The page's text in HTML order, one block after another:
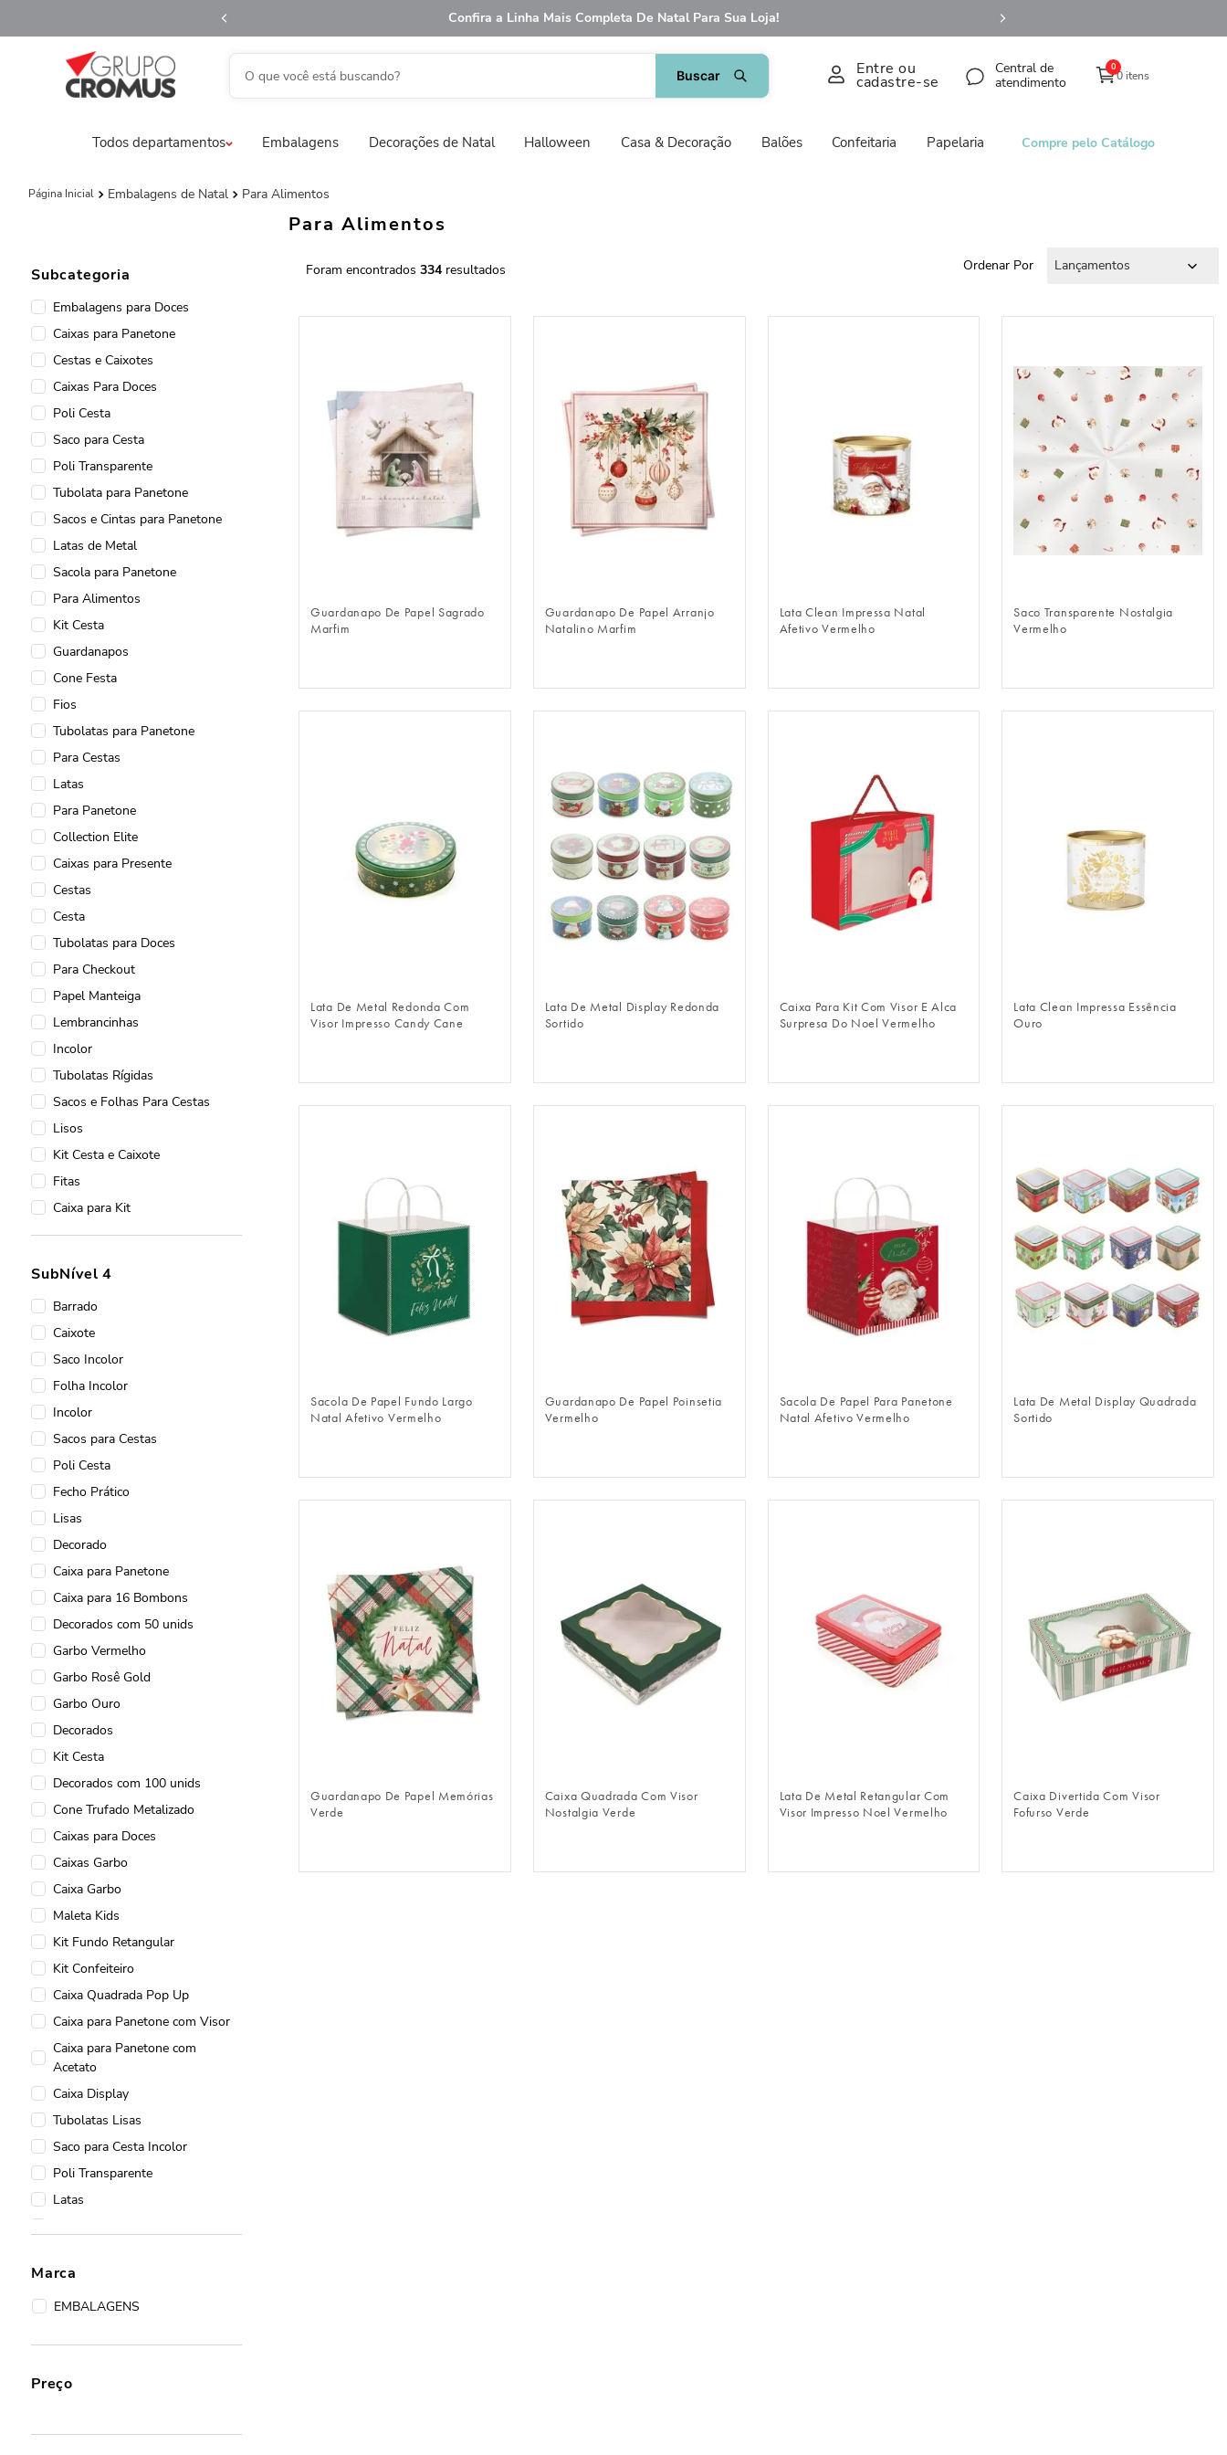
Confira a Linha Mais Completa De Natal Para Sua Loja!
O que você está buscando?
fita aramada
3º saco presente
embalagem trufas
Entre ou
cadastre-se
Central de
atendimento
0
0 itens
Todos departamentos Embalagens Decorações de Natal Halloween Casa & Decoração Balões Confeitaria Papelaria Compre pelo Catálogo
Embalagens de Natal Para Alimentos
Para Alimentos
Subcategoria
Embalagens para Doces
Caixas para Panetone
Cestas e Caixotes
Caixas Para Doces
Poli Cesta
Saco para Cesta
Poli Transparente
Tubolata para Panetone
Sacos e Cintas para Panetone
Latas de Metal
Sacola para Panetone
Para Alimentos
Kit Cesta
Guardanapos
Cone Festa
Fios
Tubolatas para Panetone
Para Cestas
Latas
Para Panetone
Collection Elite
Caixas para Presente
Cestas
Cesta
Tubolatas para Doces
Para Checkout
Papel Manteiga
Lembrancinhas
Incolor
Tubolatas Rígidas
Sacos e Folhas Para Cestas
Lisos
Kit Cesta e Caixote
Fitas
Caixa para Kit
Fechamentos
Natal
Linha Nacarado
Laço Pronto
Linha Kraft
Linha Cristal
Latas para Doces
Lacre Prático
Garbo Vermelho
Garbo Rosê Gold
Garbo Ouro
Folha Incolor
Fitas e Cordões
Fecho Prático
Embalagens para Bolos e
Sobremesas de Natal
Decorados
Cone
Cone Festas
Collection Kraft
Clean
Caixote
Caixas
Caixas para Docinhos e
Bombons
Caixas para Cesta de Natal
Caixas Display
SubNível 4
Barrado
Caixote
Saco Incolor
Folha Incolor
Incolor
Sacos para Cestas
Poli Cesta
Fecho Prático
Lisas
Decorado
Caixa para Panetone
Caixa para 16 Bombons
Decorados com 50 unids
Garbo Vermelho
Garbo Rosê Gold
Garbo Ouro
Decorados
Kit Cesta
Decorados com 100 unids
Cone Trufado Metalizado
Caixas para Doces
Caixas Garbo
Caixa Garbo
Maleta Kids
Kit Fundo Retangular
Kit Confeiteiro
Caixa Quadrada Pop Up
Caixa para Panetone com Visor
Caixa para Panetone com
Acetato
Caixa Display
Tubolatas Lisas
Saco para Cesta Incolor
Poli Transparente
Latas
Cones
Cestas
20 Pacotes Com 50 Sacos
Acetato
Marca
EMBALAGENS
Preço
334 Ordenar Por Lançamentos
Guardanapo De Papel Sagrado
Marfim
Guardanapo De Papel Arranjo
Natalino Marfim
Lata Clean Impressa Natal
Afetivo Vermelho
Saco Transparente Nostalgia
Vermelho
Lata De Metal Redonda Com
Visor Impresso Candy Cane
Lata De Metal Display Redonda
Sortido
Caixa Para Kit Com Visor E Alca
Surpresa Do Noel Vermelho
Lata Clean Impressa Essência
Ouro
Sacola De Papel Fundo Largo
Natal Afetivo Vermelho
Guardanapo De Papel Poinsetia
Vermelho
Sacola De Papel Para Panetone
Natal Afetivo Vermelho
Lata De Metal Display Quadrada
Sortido
Guardanapo De Papel Memórias
Verde
Caixa Quadrada Com Visor
Nostalgia Verde
Lata De Metal Retangular Com
Visor Impresso Noel Vermelho
Caixa Divertida Com Visor
Fofurso Verde